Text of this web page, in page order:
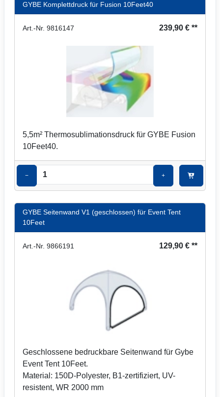
GYBE Komplettdruck für Fusion 10Feet40
Art.-Nr. 9816147 239,90 € **
5,5m² Thermosublimationsdruck für GYBE Fusion
10Feet40.
− +
GYBE Seitenwand V1 (geschlossen) für Event Tent
10Feet
Art.-Nr. 9866191 129,90 € **
Geschlossene bedruckbare Seitenwand für Gybe
Event Tent 10Feet.
Material: 150D-Polyester, B1-zertifiziert, UV-
resistent, WR 2000 mm